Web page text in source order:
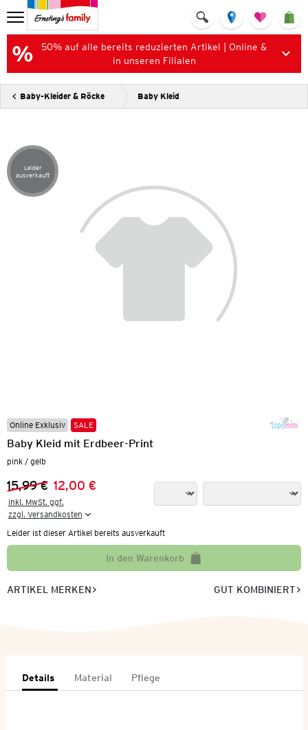
50% auf alle bereits reduzierten Artikel | Online &
in unseren Filialen
Baby-Kleider & Röcke Baby Kleid
Artikel leider ausverkauft
Leider
ausverkauft
Online Exklusiv SALE
Baby Kleid mit Erdbeer-Print
pink / gelb
Vorheriger Preis:
15,99 €
Neuer Preis:
12,00 €
inkl. MwSt. ggf.
zzgl. Versandkosten
Leider ist dieser Artikel bereits ausverkauft
In den Warenkorb
ARTIKEL MERKEN GUT KOMBINIERT
Details Material Pflege